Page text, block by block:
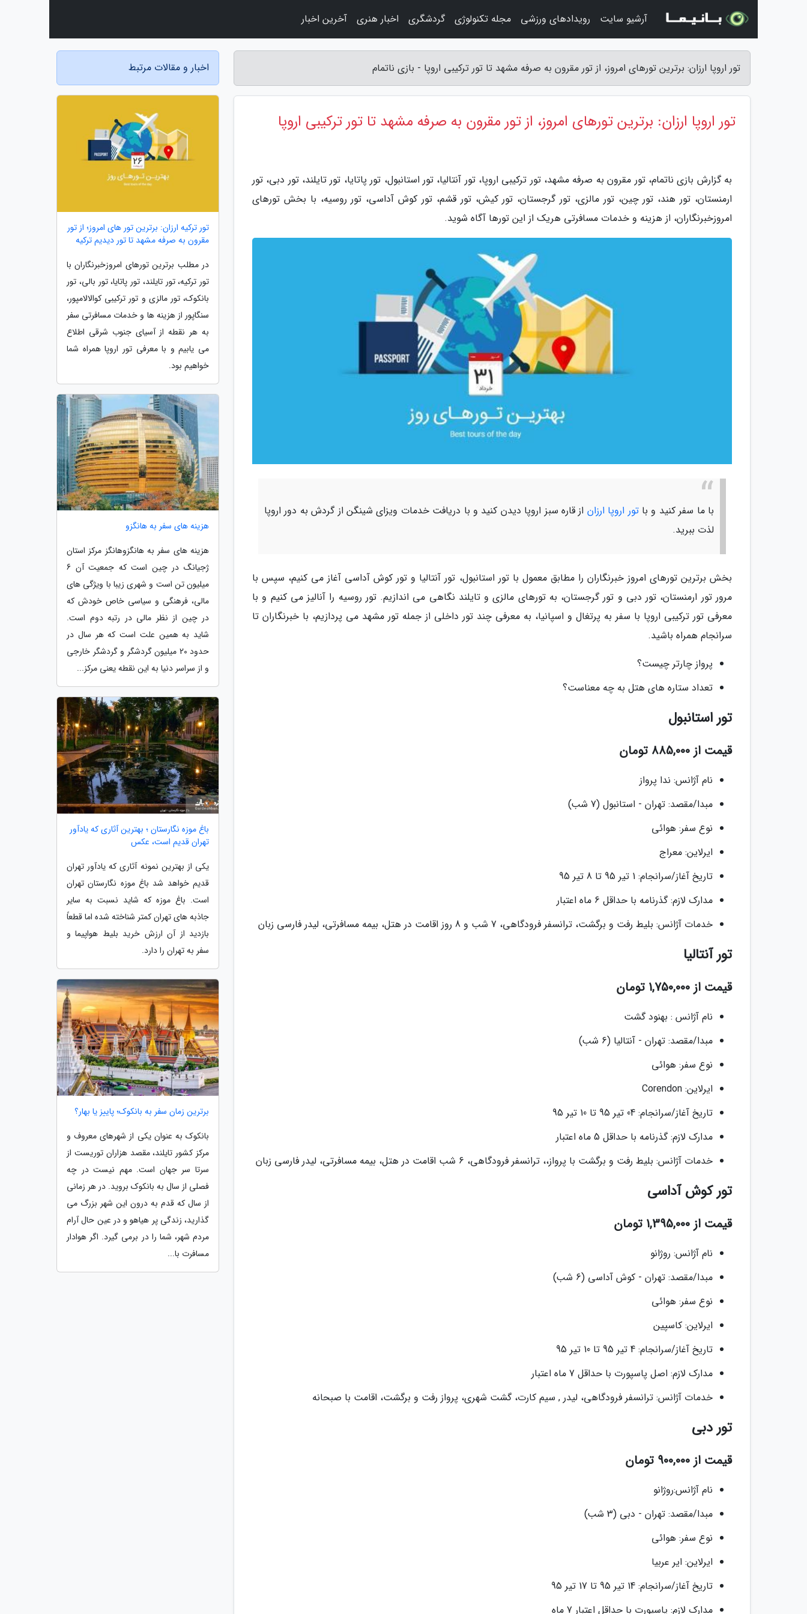
تور اروپا ارزان: برترین تورهای امروز، از تور مقرون به صرفه مشهد تا تور ترکیبی اروپا - بازی ناتمام
تور اروپا ارزان: برترین تورهای امروز، از تور مقرون به صرفه مشهد تا تور ترکیبی اروپا
به گزارش بازی ناتمام، تور مقرون به صرفه مشهد، تور ترکیبی اروپا، تور آنتالیا، تور استانبول، تور پاتایا، تور تایلند، تور دبی، تور
ارمنستان، تور هند، تور چین، تور مالزی، تور گرجستان، تور کیش، تور قشم، تور کوش آداسی، تور روسیه، با بخش تورهای
امروزخبرنگاران، از هزینه و خدمات مسافرتی هریک از این تورها آگاه شوید.
با ما سفر کنید و باتور اروپا ارزان از قاره سبز اروپا دیدن کنید و با دریافت خدمات ویزای شینگن از گردش به دور اروپا
لذت ببرید.
بخش برترین تورهای امروز خبرنگاران را مطابق معمول با تور استانبول، تور آنتالیا و تور کوش آداسی آغاز می کنیم، سپس با
مرور تور ارمنستان، تور دبی و تور گرجستان، به تورهای مالزی و تایلند نگاهی می اندازیم. تور روسیه را آنالیز می کنیم و با
معرفی تور ترکیبی اروپا با سفر به پرتغال و اسپانیا، به معرفی چند تور داخلی از جمله تور مشهد می پردازیم، با خبرنگاران تا
سرانجام همراه باشید.
پرواز چارتر چیست؟
تعداد ستاره های هتل به چه معناست؟
تور استانبول
قیمت از 885,000 تومان
نام آژانس: ندا پرواز
مبدا/مقصد: تهران - استانبول (7 شب)
نوع سفر: هوائی
ایرلاین: معراج
تاریخ آغاز/سرانجام: 1 تیر 95 تا 8 تیر 95
مدارک لازم: گذرنامه با حداقل 6 ماه اعتبار
خدمات آژانس: بلیط رفت و برگشت، ترانسفر فرودگاهی، 7 شب و 8 روز اقامت در هتل، بیمه مسافرتی، لیدر فارسی زبان
تور آنتالیا
قیمت از 1,750,000 تومان
نام آژانس : بهنود گشت
مبدا/مقصد: تهران - آنتالیا (6 شب)
نوع سفر: هوائی
ایرلاین: Corendon
تاریخ آغاز/سرانجام: 04 تیر 95 تا 10 تیر 95
مدارک لازم: گذرنامه با حداقل 5 ماه اعتبار
خدمات آژانس: بلیط رفت و برگشت با پرواز،، ترانسفر فرودگاهی، 6 شب اقامت در هتل، بیمه مسافرتی، لیدر فارسی زبان
تور کوش آداسی
قیمت از 1,395,000 تومان
نام آژانس: روژانو
مبدا/مقصد: تهران - کوش آداسی (6 شب)
نوع سفر: هوائی
ایرلاین: کاسپین
تاریخ آغاز/سرانجام: 4 تیر 95 تا 10 تیر 95
مدارک لازم: اصل پاسپورت با حداقل 7 ماه اعتبار
خدمات آژانس: ترانسفر فرودگاهی، لیدر , سیم کارت، گشت شهری، پرواز رفت و برگشت، اقامت با صبحانه
تور دبی
قیمت از 900,000 تومان
نام آژانس:روژانو
مبدا/مقصد: تهران - دبی (3 شب)
نوع سفر: هوائی
ایرلاین: ایر عربیا
تاریخ آغاز/سرانجام: 14 تیر 95 تا 17 تیر 95
مدارک لازم: پاسپورت با حداقل اعتبار 7 ماه
اخبار و مقالات مرتبط
تور ترکیه ارزان: برترین تور های امروز؛ از تور
مقرون به صرفه مشهد تا تور دیدیم ترکیه
در مطلب برترین تورهای امروزخبرنگاران با
تور ترکیه، تور تایلند، تور پاتایا، تور بالی، تور
بانکوک، تور مالزی و تور ترکیبی کوالالامپور،
سنگاپور از هزینه ها و خدمات مسافرتی سفر
به هر نقطه از آسیای جنوب شرقی اطلاع
می یابیم و با معرفی تور اروپا همراه شما
خواهیم بود.
هزینه های سفر به هانگزو
هزینه های سفر به هانگزوهانگز مرکز استان
ژجیانگ در چین است که جمعیت آن 6
میلیون تن است و شهری زیبا با ویژگی های
مالی، فرهنگی و سیاسی خاص خودش که
در چین از نظر مالی در رتبه دوم است.
شاید به همین علت است که هر سال در
حدود 20 میلیون گردشگر و گردشگر خارجی
و از سراسر دنیا به این نقطه یعنی مرکز...
باغ موزه نگارستان ؛ بهترین آثاری که یادآور
تهران قدیم است، عکس
یکی از بهترین نمونه آثاری که یادآور تهران
قدیم خواهد شد باغ موزه نگارستان تهران
است. باغ موزه که شاید نسبت به سایر
جاذبه های تهران کمتر شناخته شده اما قطعاً
بازدید از آن ارزش خرید بلیط هواپیما و
سفر به تهران را دارد.
برترین زمان سفر به بانکوک؛ پاییز یا بهار؟
بانکوک به عنوان یکی از شهرهای معروف و
مرکز کشور تایلند، مقصد هزاران توریست از
سرتا سر جهان است. مهم نیست در چه
فصلی از سال به بانکوک بروید. در هر زمانی
از سال که قدم به درون این شهر بزرگ می
گذارید، زندگی پر هیاهو و در عین حال آرام
مردم شهر، شما را در برمی گیرد. اگر هوادار
مسافرت با...
آرشیو سایت رویدادهای ورزشی مجله تکنولوژی گردشگری اخبار هنری آخرین اخبار